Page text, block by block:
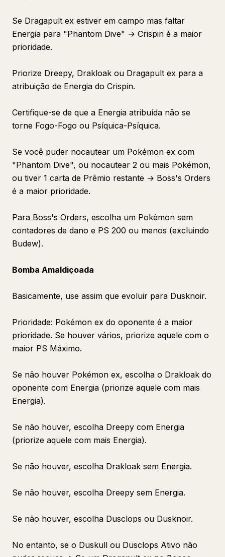
Se Dragapult ex estiver em campo mas faltar
Energia para "Phantom Dive" → Crispin é a maior
prioridade.
Priorize Dreepy, Drakloak ou Dragapult ex para a
atribuição de Energia do Crispin.
Certifique-se de que a Energia atribuída não se
torne Fogo-Fogo ou Psíquica-Psíquica.
Se você puder nocautear um Pokémon ex com
"Phantom Dive", ou nocautear 2 ou mais Pokémon,
ou tiver 1 carta de Prêmio restante → Boss's Orders
é a maior prioridade.
Para Boss's Orders, escolha um Pokémon sem
contadores de dano e PS 200 ou menos (excluindo
Budew).
Bomba Amaldiçoada
Basicamente, use assim que evoluir para Dusknoir.
Prioridade: Pokémon ex do oponente é a maior
prioridade. Se houver vários, priorize aquele com o
maior PS Máximo.
Se não houver Pokémon ex, escolha o Drakloak do
oponente com Energia (priorize aquele com mais
Energia).
Se não houver, escolha Dreepy com Energia
(priorize aquele com mais Energia).
Se não houver, escolha Drakloak sem Energia.
Se não houver, escolha Dreepy sem Energia.
Se não houver, escolha Dusclops ou Dusknoir.
No entanto, se o Duskull ou Dusclops Ativo não